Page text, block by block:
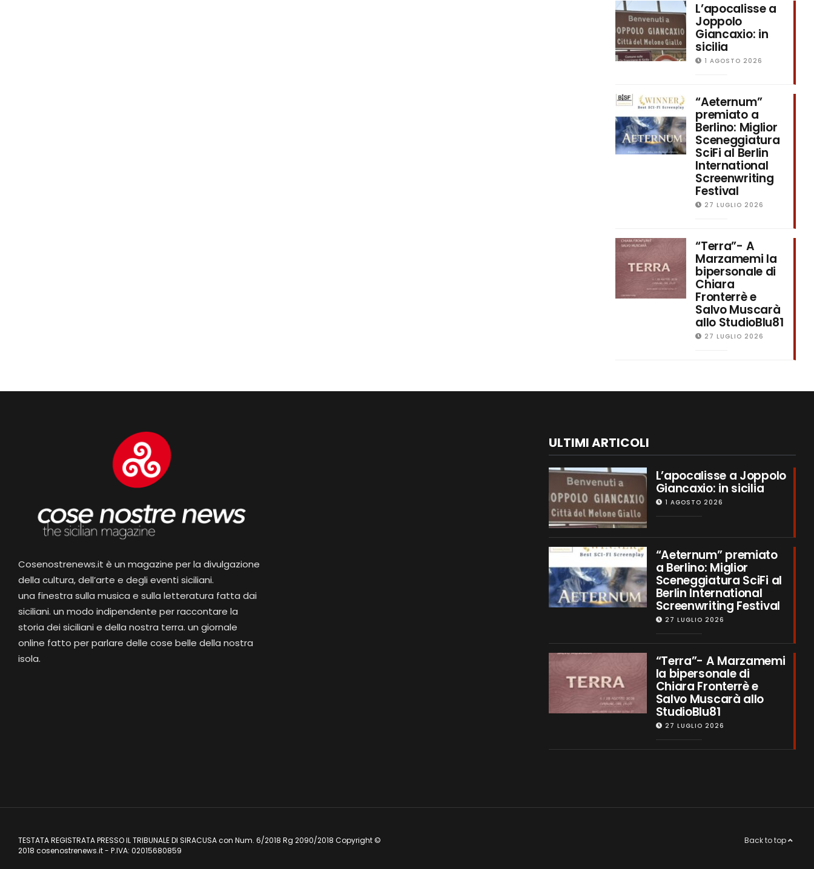
L’apocalisse a
Joppolo
Giancaxio: in
sicilia
1 AGOSTO 2026
“Aeternum”
premiato a
Berlino: Miglior
Sceneggiatura
SciFi al Berlin
International
Screenwriting
Festival
27 LUGLIO 2026
“Terra”- A
Marzamemi la
bipersonale di
Chiara
Fronterrè e
Salvo Muscarà
allo StudioBlu81
27 LUGLIO 2026
Cosenostrenews.it è un magazine per la divulgazione
della cultura, dell’arte e degli eventi siciliani.
una finestra sulla musica e sulla letteratura fatta dai
siciliani. un modo indipendente per raccontare la
storia dei siciliani e della nostra terra. un giornale
online fatto per parlare delle cose belle della nostra
isola.
ULTIMI ARTICOLI
L’apocalisse a Joppolo
Giancaxio: in sicilia
1 AGOSTO 2026
“Aeternum” premiato
a Berlino: Miglior
Sceneggiatura SciFi al
Berlin International
Screenwriting Festival
27 LUGLIO 2026
“Terra”- A Marzamemi
la bipersonale di
Chiara Fronterrè e
Salvo Muscarà allo
StudioBlu81
27 LUGLIO 2026
TESTATA REGISTRATA PRESSO IL TRIBUNALE DI SIRACUSA con Num. 6/2018 Rg 2090/2018 Copyright ©
2018 cosenostrenews.it - P.IVA: 02015680859
Back to top